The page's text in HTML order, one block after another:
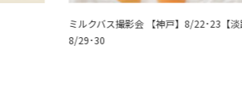
ミルクバス撮影会 【神戸】8/22･23【淡路】
8/29･30